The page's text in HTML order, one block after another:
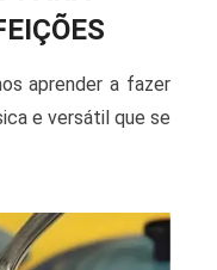
aprender a fazer
e versátil que se